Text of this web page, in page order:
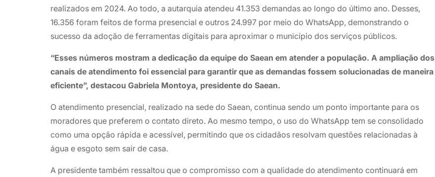
realizados em 2024. Ao todo, a autarquia atendeu 41.353 demandas ao longo do último ano. Desses,
16.356 foram feitos de forma presencial e outros 24.997 por meio do WhatsApp, demonstrando o
sucesso da adoção de ferramentas digitais para aproximar o município dos serviços públicos.
“Esses números mostram a dedicação da equipe do Saean em atender a população. A ampliação dos
canais de atendimento foi essencial para garantir que as demandas fossem solucionadas de maneira
eficiente”, destacou Gabriela Montoya, presidente do Saean.
O atendimento presencial, realizado na sede do Saean, continua sendo um ponto importante para os
moradores que preferem o contato direto. Ao mesmo tempo, o uso do WhatsApp tem se consolidado
como uma opção rápida e acessível, permitindo que os cidadãos resolvam questões relacionadas à
água e esgoto sem sair de casa.
A presidente também ressaltou que o compromisso com a qualidade do atendimento continuará em